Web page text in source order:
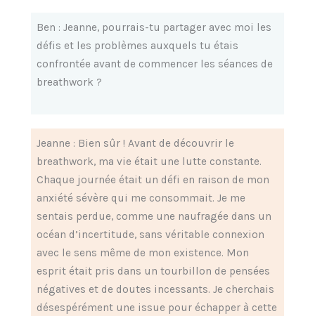
Ben : Jeanne, pourrais-tu partager avec moi les
défis et les problèmes auxquels tu étais
confrontée avant de commencer les séances de
breathwork ?
Jeanne : Bien sûr ! Avant de découvrir le
breathwork, ma vie était une lutte constante.
Chaque journée était un défi en raison de mon
anxiété sévère qui me consommait. Je me
sentais perdue, comme une naufragée dans un
océan d’incertitude, sans véritable connexion
avec le sens même de mon existence. Mon
esprit était pris dans un tourbillon de pensées
négatives et de doutes incessants. Je cherchais
désespérément une issue pour échapper à cette